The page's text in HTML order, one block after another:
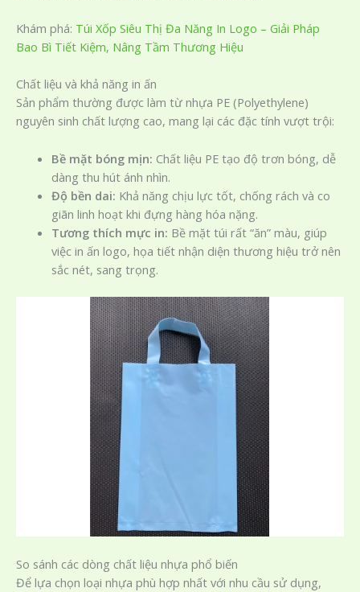
Khám phá: Túi Xốp Siêu Thị Đa Năng In Logo – Giải Pháp
Bao Bì Tiết Kiệm, Nâng Tầm Thương Hiệu
Chất liệu và khả năng in ấn
Sản phẩm thường được làm từ nhựa PE (Polyethylene)
nguyên sinh chất lượng cao, mang lại các đặc tính vượt trội:
Bề mặt bóng mịn: Chất liệu PE tạo độ trơn bóng, dễ
dàng thu hút ánh nhìn.
Độ bền dai: Khả năng chịu lực tốt, chống rách và co
giãn linh hoạt khi đựng hàng hóa nặng.
Tương thích mực in: Bề mặt túi rất “ăn” màu, giúp
việc in ấn logo, họa tiết nhận diện thương hiệu trở nên
sắc nét, sang trọng.
So sánh các dòng chất liệu nhựa phổ biến
Để lựa chọn loại nhựa phù hợp nhất với nhu cầu sử dụng,